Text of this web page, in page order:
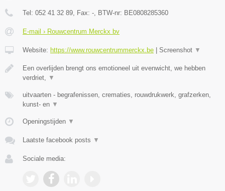
Tel: 052 41 32 89 , Fax: - , BTW-nr: BE0808285360
E-mail › Rouwcentrum Merckx bv
Website: https://www.rouwcentrummerckx.be | Screenshot ▼
Een overlijden brengt ons emotioneel uit evenwicht, we hebben
verdriet,
▼
uitvaarten - begrafenissen, crematies, rouwdrukwerk, grafzerken,
kunst- en ▼
Openingstijden ▼
Laatste facebook posts ▼
Sociale media: